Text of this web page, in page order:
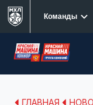
Команды
ГЛАВНАЯ